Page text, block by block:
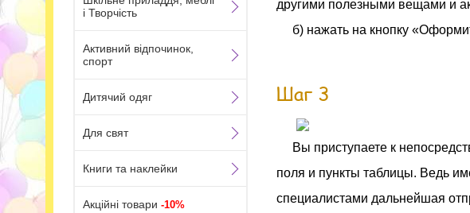
другими полезными вещами и
б) нажать на кнопку
Шаг 3
Вы приступаете к
поля и пункты таблицы. Ведь
специалистами дальнейшая
і Творчість
Активний відпочинок,
спорт
Дитячий одяг
Для свят
Книги та наклейки
Акційні товари -10%